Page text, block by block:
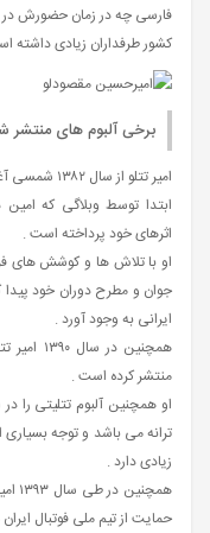
فارسی چه در زمان حضورش در
کشور طرفداران زیادی داشته
برخی آلبوم های منتشر
امیر تتلو
ابتدا توسط وبلاگی که
اثرهای خود پرداخته است .
او با تلاش ها و کوشش های
جوان و مطرح دوران خود
ایرانی به وجود آورد .
همچنین
منتشر کرده است .
ترانه می باشد و توجه بسیاری
زیادی دارد .
حمایت از تیم ملی فوتبال ایران در جام جهانی